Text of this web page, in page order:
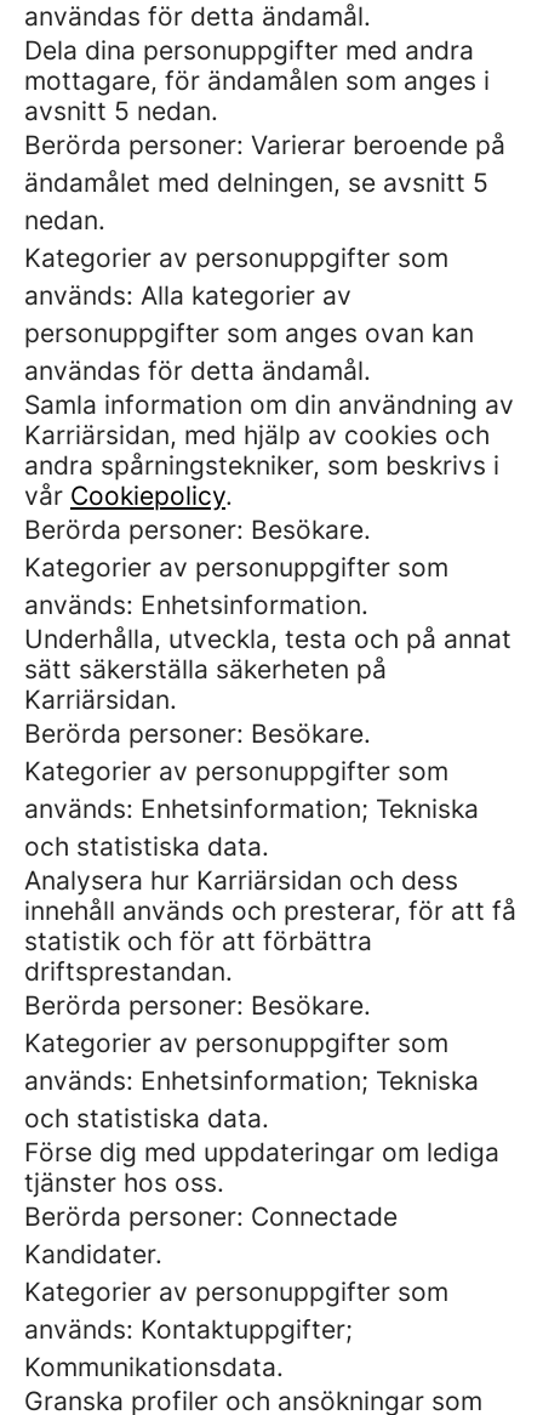
användas för detta ändamål.
Dela dina personuppgifter med andra
mottagare, för ändamålen som anges i
avsnitt 5 nedan.
Berörda personer: Varierar beroende på
ändamålet med delningen, se avsnitt 5
nedan.
Kategorier av personuppgifter som
används: Alla kategorier av
personuppgifter som anges ovan kan
användas för detta ändamål.
Samla information om din användning av
Karriärsidan, med hjälp av cookies och
andra spårningstekniker, som beskrivs i
vår Cookiepolicy.
Berörda personer: Besökare.
Kategorier av personuppgifter som
används: Enhetsinformation.
Underhålla, utveckla, testa och på annat
sätt säkerställa säkerheten på
Karriärsidan.
Berörda personer: Besökare.
Kategorier av personuppgifter som
används: Enhetsinformation; Tekniska
och statistiska data.
Analysera hur Karriärsidan och dess
innehåll används och presterar, för att få
statistik och för att förbättra
driftsprestandan.
Berörda personer: Besökare.
Kategorier av personuppgifter som
används: Enhetsinformation; Tekniska
och statistiska data.
Förse dig med uppdateringar om lediga
tjänster hos oss.
Berörda personer: Connectade
Kandidater.
Kategorier av personuppgifter som
används: Kontaktuppgifter;
Kommunikationsdata.
Granska profiler och ansökningar som